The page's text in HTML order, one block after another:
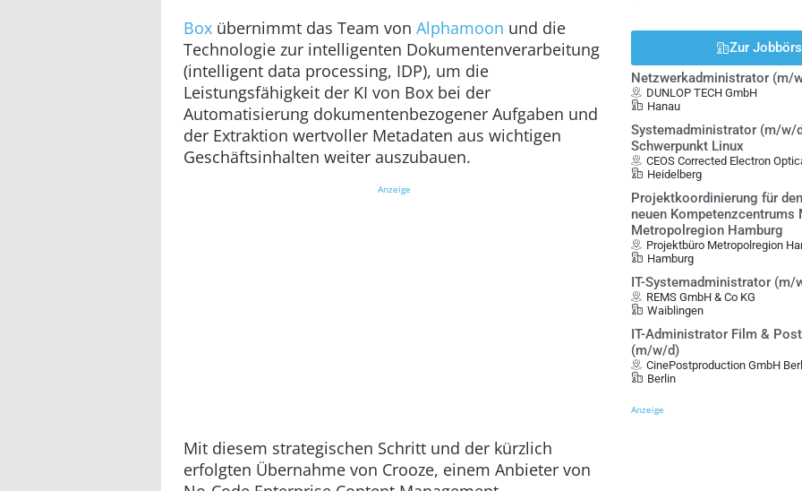
Box übernimmt das Team von Alphamoon und die
Technologie zur intelligenten Dokumentenverarbeitung
(intelligent data processing, IDP), um die
Leistungsfähigkeit der KI von Box bei der
Automatisierung dokumentenbezogener Aufgaben und
der Extraktion wertvoller Metadaten aus wichtigen
Geschäftsinhalten weiter auszubauen.
Anzeige
Mit diesem strategischen Schritt und der kürzlich
erfolgten Übernahme von Crooze, einem Anbieter von
Zur
Netzwerkadministrator (m/
DUNLOP TECH GmbH
Hanau
Systemadministrator (m/w/
Schwerpunkt Linux
CEOS Corrected Electron
Heidelberg
Projektkoordinierung für
neuen
Metropolregion Hamburg
Projektbüro Metropolregion
Hamburg
IT-Systemadministrator (m/
REMS GmbH & Co KG
Waiblingen
IT-Administrator Film &
(m/w/d)
CinePostproduction GmbH
Berlin
Anzeige